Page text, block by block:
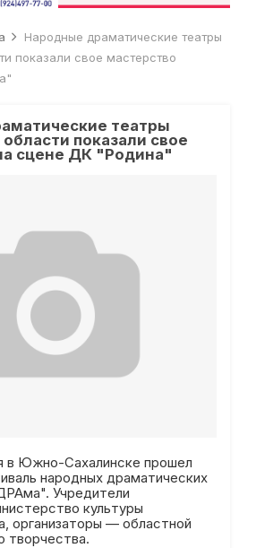
Народные драматические театры
показали свое мастерство
театры
показали свое
сцене ДК "Родина"
в Южно-Сахалинске прошел
народных драматических
Учредители
культуры
организаторы — областной
творчества.